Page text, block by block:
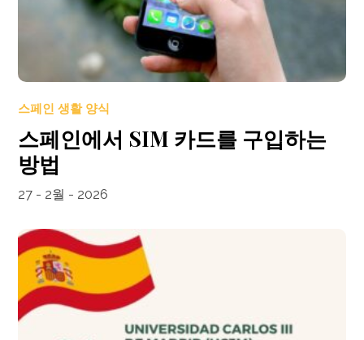
스페인 생활 양식
스페인에서 SIM 카드를 구입하는
방법
27 - 2월 - 2026